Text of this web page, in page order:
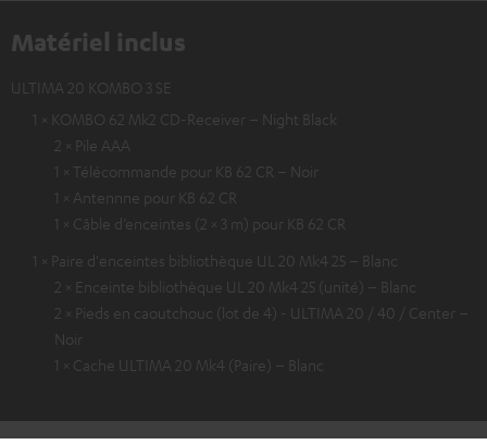
Matériel inclus
ULTIMA 20 KOMBO 3 SE
1 × KOMBO 62 Mk2 CD-Receiver – Night Black
2 × Pile AAA
1 × Télécommande pour KB 62 CR – Noir
1 × Antennne pour KB 62 CR
1 × Câble d’enceintes (2 × 3 m) pour KB 62 CR
1 × Paire d'enceintes bibliothèque UL 20 Mk4 25 – Blanc
2 × Enceinte bibliothèque UL 20 Mk4 25 (unité) – Blanc
2 × Pieds en caoutchouc (lot de 4) - ULTIMA 20 / 40 / Center –
Noir
1 × Cache ULTIMA 20 Mk4 (Paire) – Blanc